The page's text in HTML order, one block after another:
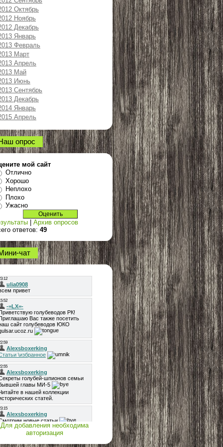
Октябрь
Ноябрь
Декабрь
Январь
Февраль
Март
Апрель
Май
Июнь
Сентябрь
Декабрь
Январь
Апрель
опрос
мой сайт
Отлично
Хорошо
Неплохо
Плохо
Ужасно
| Архив опросов
ответов: 49
чат
Для добавления необходима
авторизация